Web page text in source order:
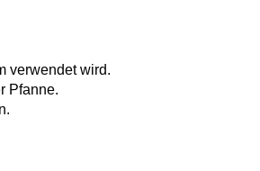
verwendet wird.
Pfanne.